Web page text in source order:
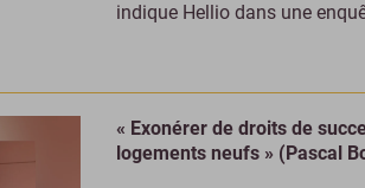
indique Hellio dans une
« Exonérer de droits de
logements neufs » (Pascal